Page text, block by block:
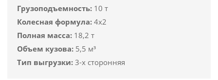
Грузоподъемность: 10 т
Колесная формула: 4х2
Полная масса: 18,2 т
Объем кузова: 5,5 м³
Тип выгрузки: 3-х сторонняя